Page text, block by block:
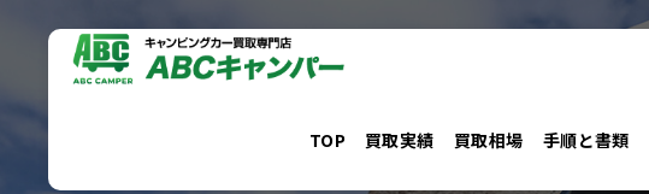
TOP 買取実績 買取相場 手順と書類